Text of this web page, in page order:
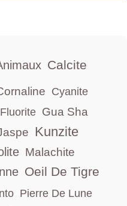
Calcite
Cyanite
Fluorite Gua Sha
Kunzite
Malachite
Oeil De Tigre
Pierre De Lune